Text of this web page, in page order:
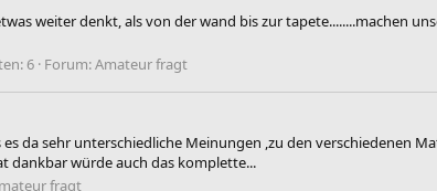
weiter denkt, als von der wand bis zur tapete........machen
6 Forum:Amateur fragt
da sehr unterschiedliche Meinungen ,zu den verschiedenen
dankbar würde auch das komplette...
fragt